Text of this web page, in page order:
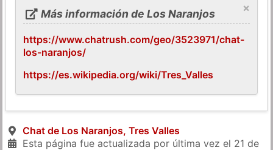
×
Más información de Los Naranjos
https://www.chatrush.com/geo/3523971/chat-
los-naranjos/
https://es.wikipedia.org/wiki/Tres_Valles
Chat de Los Naranjos, Tres Valles
Esta página fue actualizada por última vez el 21 de